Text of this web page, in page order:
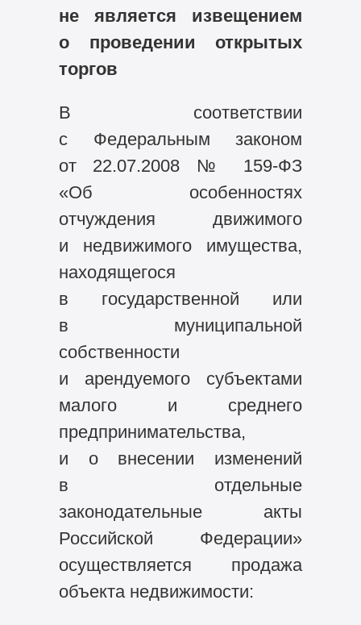
не является извещением
о проведении открытых
торгов
В соответствии
с Федеральным законом
от 22.07.2008 № 159-ФЗ
«Об особенностях
отчуждения движимого
и недвижимого имущества,
находящегося
в государственной или
в муниципальной
собственности
и арендуемого субъектами
малого и среднего
предпринимательства,
и о внесении изменений
в отдельные
законодательные акты
Российской Федерации»
осуществляется продажа
объекта недвижимости: